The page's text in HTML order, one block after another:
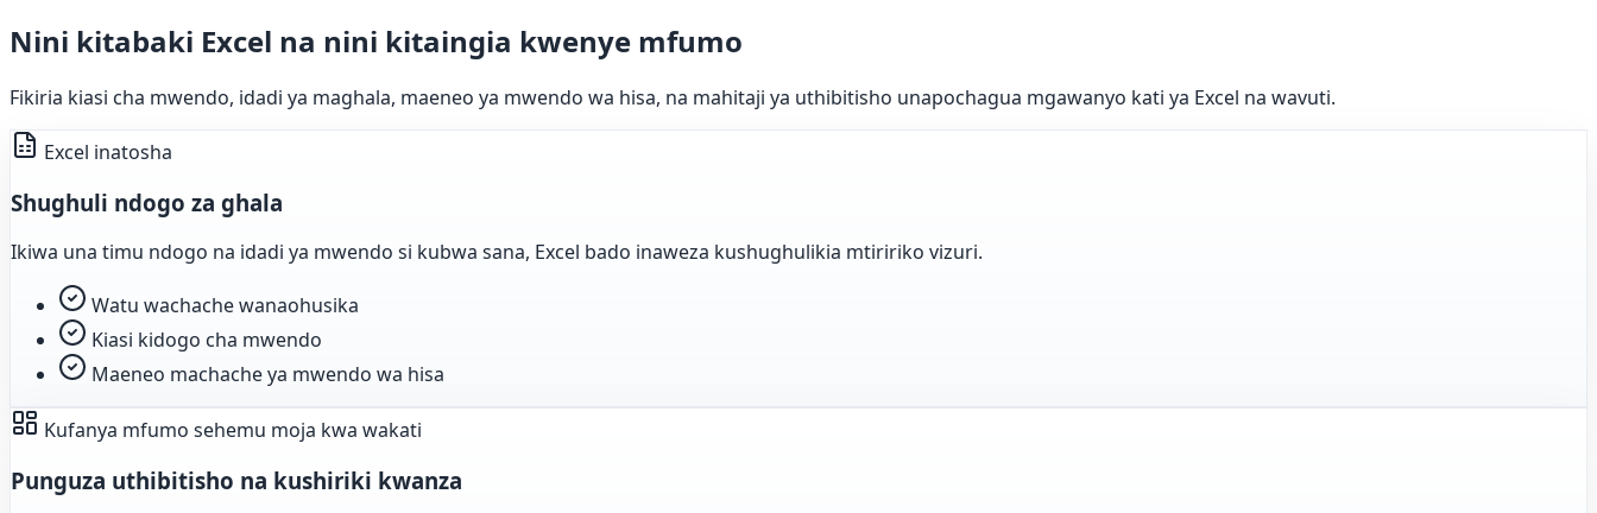
Nini kitabaki Excel na nini kitaingia kwenye mfumo
Fikiria kiasi cha mwendo, idadi ya maghala, maeneo ya mwendo wa hisa, na mahitaji ya uthibitisho unapochagua mgawanyo kati ya Excel na wavuti.
Excel inatosha
Shughuli ndogo za ghala
Ikiwa una timu ndogo na idadi ya mwendo si kubwa sana, Excel bado inaweza kushughulikia mtiririko vizuri.
Watu wachache wanaohusika
Kiasi kidogo cha mwendo
Maeneo machache ya mwendo wa hisa
Kufanya mfumo sehemu moja kwa wakati
Punguza uthibitisho na kushiriki kwanza